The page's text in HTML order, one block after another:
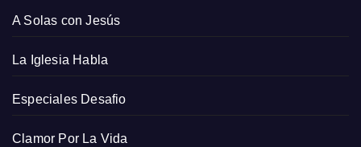
A Solas con Jesús
La Iglesia Habla
Especiales Desafio
Clamor Por La Vida